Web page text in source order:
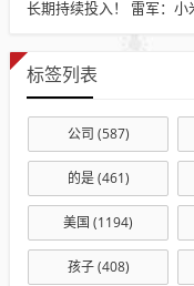
标签列表
公司 (587)
的是(461)
美国 (1194)
孩子(408)